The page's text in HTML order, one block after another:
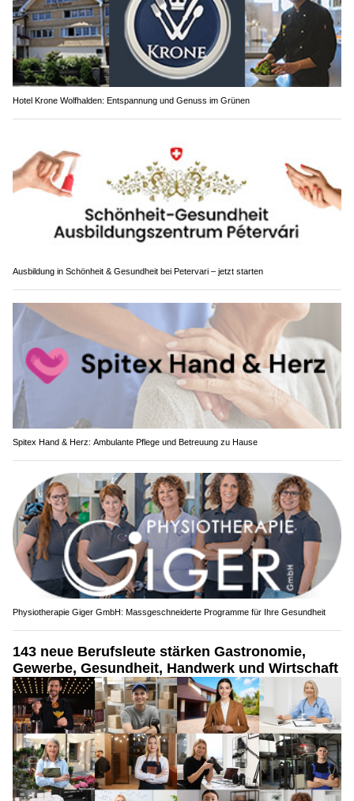
Hotel Krone Wolfhalden: Entspannung und Genuss im Grünen
Ausbildung in Schönheit & Gesundheit bei Petervari – jetzt starten
Spitex Hand & Herz: Ambulante Pflege und Betreuung zu Hause
Physiotherapie Giger GmbH: Massgeschneiderte Programme für Ihre Gesundheit
143 neue Berufsleute stärken Gastronomie,
Gewerbe, Gesundheit, Handwerk und Wirtschaft